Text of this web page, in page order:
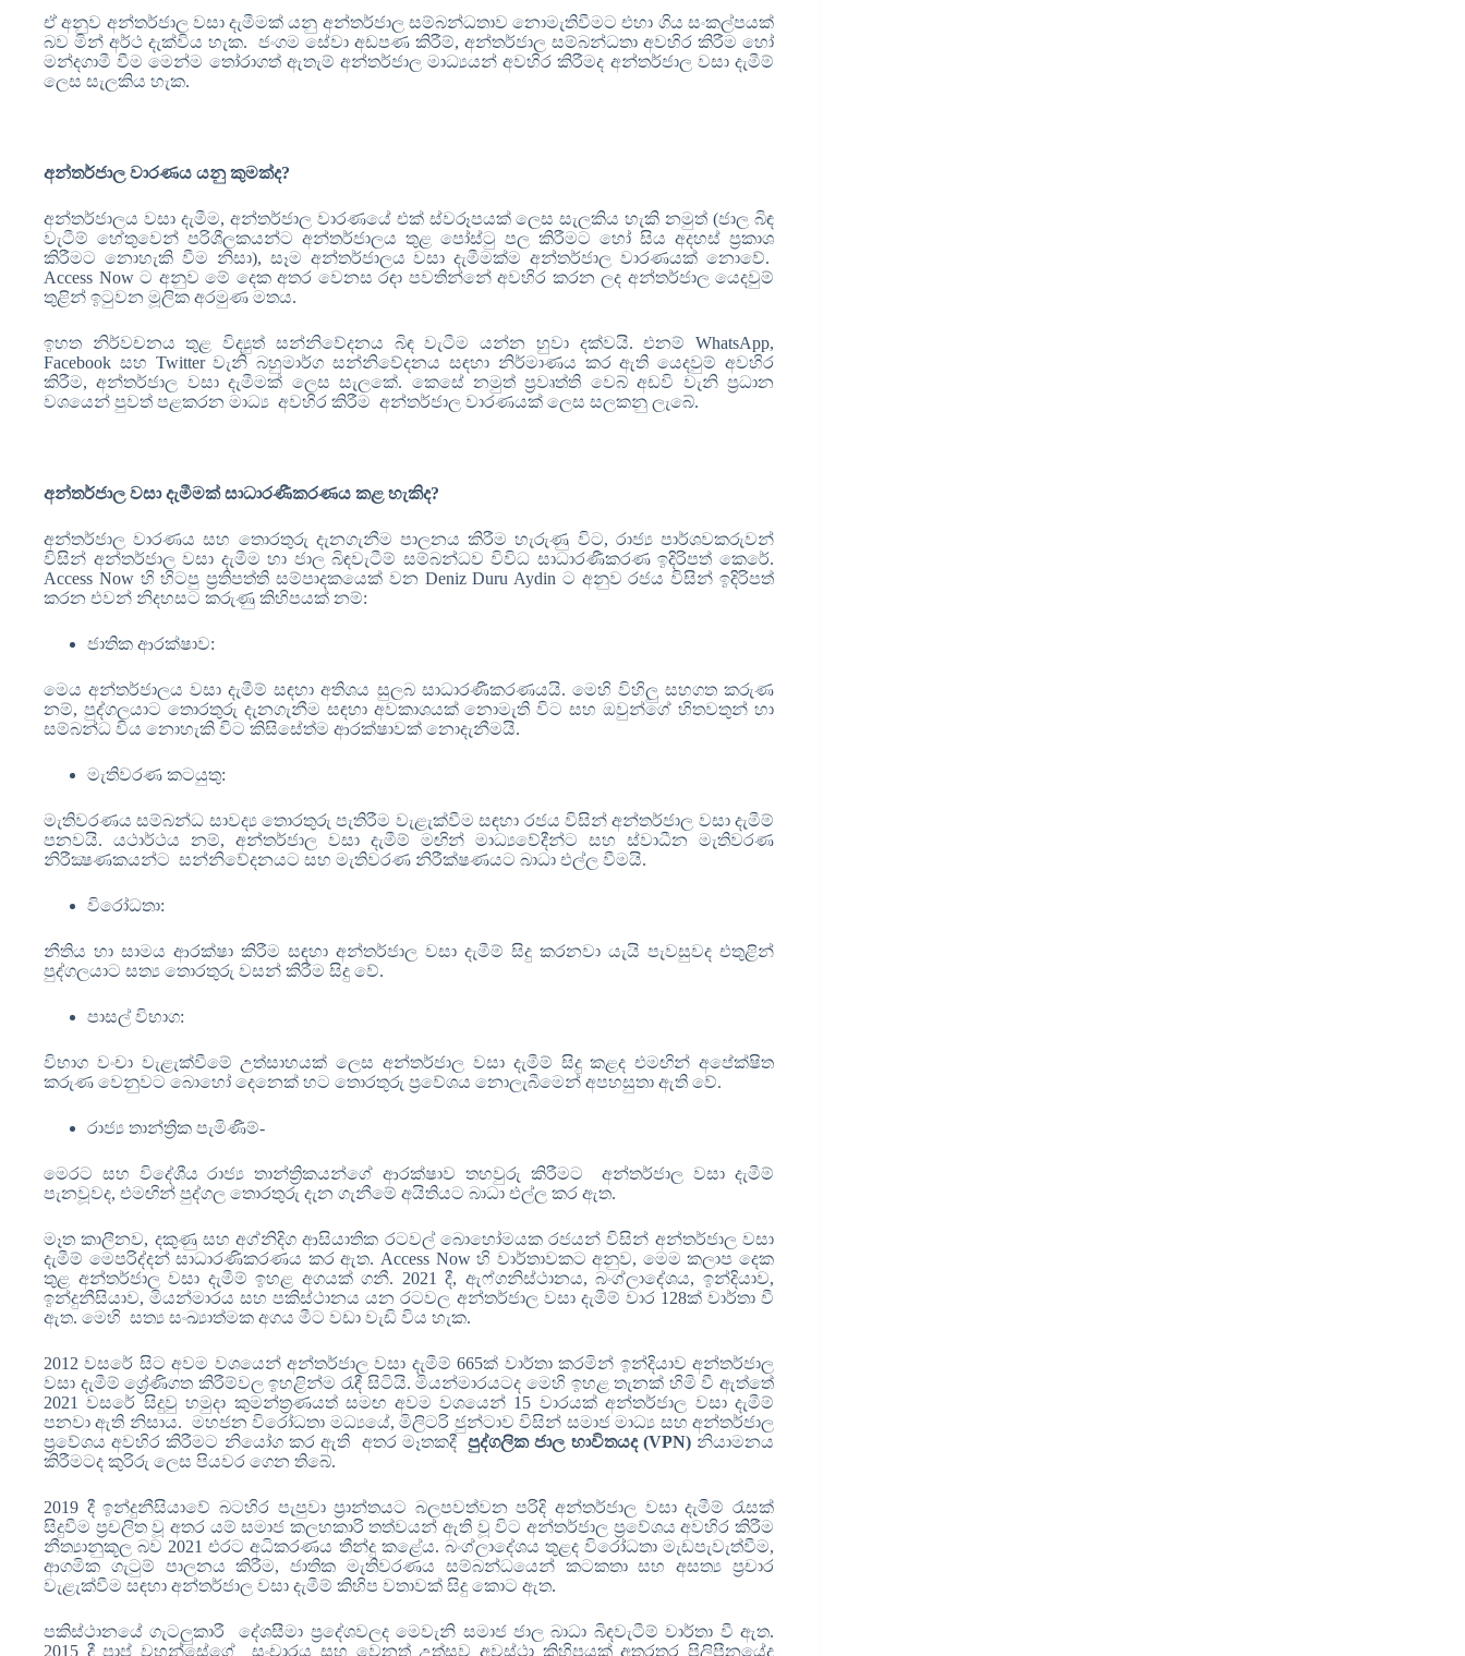
ඒ අනුව අන්තර්ජාල වසා දැමීමක් යනු අන්තර්ජාල සම්බන්ධතාව නොමැතිවීමට එහා ගිය සංකල්පයක්
බව මින් අර්ථ දැක්විය හැක. ජංගම සේවා අඩපණ කිරීම්, අන්තර්ජාල සම්බන්ධතා අවහිර කිරීම හෝ
මන්දගාමී වීම මෙන්ම තෝරාගත් ඇතැම් අන්තර්ජාල මාධ්‍යයන් අවහිර කිරීමද අන්තර්ජාල වසා දැමීම්
ලෙස සැලකිය හැක.
අන්තර්ජාල වාරණය යනු කුමක්ද?
අන්තර්ජාලය වසා දැමීම, අන්තර්ජාල වාරණයේ එක් ස්වරූපයක් ලෙස සැලකිය හැකි නමුත් (ජාල බිඳ
වැටීම් හේතුවෙන් පරිශීලකයන්ට අන්තර්ජාලය තුළ පෝස්ටු පල කිරීමට හෝ සිය අදහස් ප්‍රකාශ
කිරීමට නොහැකි වීම නිසා), සෑම අන්තර්ජාලය වසා දැමීමක්ම අන්තර්ජාල වාරණයක් නොවේ.
Access Nowට අනුව මේ දෙක අතර වෙනස රඳා පවතින්නේ අවහිර කරන ලද අන්තර්ජාල යෙදවුම්
තුළින් ඉටුවන මූලික අරමුණ මතය.
ඉහත නිර්වචනය තුළ විද්‍යුත් සන්නිවේදනය බිඳ වැටීම යන්න හුවා දක්වයි. එනම් WhatsApp,
Facebook සහ Twitterවැනි බහුමාර්ග සන්නිවේදනය සඳහා නිර්මාණය කර ඇති යෙදවුම් අවහිර
කිරීම, අන්තර්ජාල වසා දැමීමක් ලෙස සැලකේ. කෙසේ නමුත් ප්‍රවෘත්ති වෙබ් අඩවි වැනි ප්‍රධාන
වශයෙන් පුවත් පළකරන මාධ්‍ය අවහිර කිරීම අන්තර්ජාල වාරණයක් ලෙස සලකනු ලැබේ.
අන්තර්ජාල වසා දැමීමක් සාධාරණීකරණය කළ හැකිද?
අන්තර්ජාල වාරණය සහ තොරතුරු දැනගැනීම පාලනය කිරීම හැරුණු විට, රාජ්‍ය පාර්ශවකරුවන්
විසින් අන්තර්ජාල වසා දැමීම හා ජාල බිඳවැටීම් සම්බන්ධව විවිධ සාධාරණීකරණ ඉදිරිපත් කෙරේ.
Access Now හි හිටපු ප්‍රතිපත්ති සම්පාදකයෙක් වන Deniz Duru Aydin ට අනුව රජය විසින් ඉදිරිපත්
කරන එවන් නිදහසට කරුණු කිහිපයක් නම්:
ජාතික ආරක්ෂාව:
මෙය අන්තර්ජාලය වසා දැමීම් සඳහා අතිශය සුලබ සාධාරණීකරණයයි. මෙහි විහිලු සහගත කරුණ
නම්, පුද්ගලයාට තොරතුරු දැනගැනීම සඳහා අවකාශයක් නොමැති විට සහ ඔවුන්ගේ හිතවතුන් හා
සම්බන්ධ විය නොහැකි විට කිසිසේත්ම ආරක්ෂාවක් නොදැනීමයි.
මැතිවරණ කටයුතු:
මැතිවරණය සම්බන්ධ සාවද්‍ය තොරතුරු පැතිරීම වැළැක්වීම සඳහා රජය විසින් අන්තර්ජාල වසා දැමීම්
පනවයි. යථාර්ථය නම්, අන්තර්ජාල වසා දැමීම් මඟින් මාධ්‍යවේදීන්ට සහ ස්වාධීන මැතිවරණ
නිරීක්‍ෂණකයන්ට සන්නිවේදනයට සහ මැතිවරණ නිරීක්ෂණයට බාධා එල්ල වීමයි.
විරෝධතා:
නීතිය හා සාමය ආරක්ෂා කිරීම සඳහා අන්තර්ජාල වසා දැමීම් සිදු කරනවා යැයි පැවසුවද එතුළින්
පුද්ගලයාට සත්‍ය තොරතුරු වසන් කිරීම සිදු වේ.
පාසල් විභාග:
විභාග වංචා වැළැක්වීමේ උත්සාහයක් ලෙස අන්තර්ජාල වසා දැමීම් සිදු කළද එමඟින් අපේක්ෂිත
කරුණ වෙනුවට බොහෝ දෙනෙක් හට තොරතුරු ප්‍රවේශය නොලැබීමෙන් අපහසුතා ඇති වේ.
රාජ්‍ය තාන්ත්‍රික පැමිණීම්-
මෙරට සහ විදේශීය රාජ්‍ය තාන්ත්‍රිකයන්ගේ ආරක්ෂාව තහවුරු කිරීමට අන්තර්ජාල වසා දැමීම්
පැනවූවද, එමඟින් පුද්ගල තොරතුරු දැන ගැනීමේ අයිතියට බාධා එල්ල කර ඇත.
මෑත කාලීනව, දකුණු සහ අග්නිදිග ආසියාතික රටවල් බොහෝමයක රජයන් විසින් අන්තර්ජාල වසා
දැමීම් මෙපරිද්දන් සාධාරණිකරණය කර ඇත. Access Nowහි වාර්තාවකට අනුව, මෙම කලාප දෙක
තුළ අන්තර්ජාල වසා දැමීම් ඉහළ අගයක් ගනී. 2021 දී, ඇෆ්ගනිස්ථානය,බංග්ලාදේශය,ඉන්දියාව,
ඉන්දුනීසියාව,මියන්මාරය සහ පකිස්ථානය යන රටවල අන්තර්ජාල වසා දැමීම් වාර 128ක් වාර්තා වී
ඇත. මෙහි සත්‍ය සංඛ්‍යාත්මක අගය මීට වඩා වැඩි විය හැක.
2012 වසරේ සිට අවම වශයෙන් අන්තර්ජාල වසා දැමීම්665ක් වාර්තා කරමින් ඉන්දියාව අන්තර්ජාල
වසා දැමීම් ශ්‍රේණිගත කිරීම්වල ඉහළින්ම රැඳී සිටියි. මියන්මාරයටද මෙහි ඉහළ තැනක් හිමි වී ඇත්තේ
2021 වසරේ සිදුවු හමුදා කුමන්ත්‍රණයත් සමඟ අවම වශයෙන් 15 වාරයක් අන්තර්ජාල වසා දැමීම්
පනවා ඇති නිසාය. මහජන විරෝධතා මධ්‍යයේ,මිලිටරි ජුන්ටාව විසින් සමාජ මාධ්‍ය සහ අන්තර්ජාල
ප්‍රවේශය අවහිර කිරීමට නියෝග කර ඇති අතර මෑතකදීපුද්ගලික ජාල භාවිතයද (VPN) නියාමනය
කිරීමටද කුරිරු ලෙස පියවර ගෙන තිබේ.
2019 දී ඉන්දුනීසියාවේ බටහිර පැපුවා ප්‍රාන්තයට බලපවත්වන පරිදි අන්තර්ජාල වසා දැමීම් රැසක්
සිදුවීම ප්‍රචලිත වූ අතර යම් සමාජ කලහකාරි තත්වයන් ඇති වූ විට අන්තර්ජාල ප්‍රවේශය අවහිර කිරීම
නීත්‍යානුකූල බව 2021 එරට අධිකරණය තීන්දු කළේය. බංග්ලාදේශය තුළද විරෝධතා මැඩපැවැත්වීම,
ආගමික ගැටුම් පාලනය කිරීම, ජාතික මැතිවරණය සම්බන්ධයෙන් කටකතා සහ අසත්‍ය ප්‍රචාර
වැළැක්වීම සඳහා අන්තර්ජාල වසා දැමීම් කිහිප වතාවක් සිදු කොට ඇත.
පකිස්ථානයේ ගැටලුකාරී දේශසීමා ප්‍රදේශවලද මෙවැනි සමාජ ජාල බාධා බිඳවැටීම් වාර්තා වී ඇත.
2015 දී පාප් වහන්සේගේ සංචාරය සහ වෙනත් උත්සව අවස්ථා කිහිපයක් අතරතුර පිලිපීනයේද